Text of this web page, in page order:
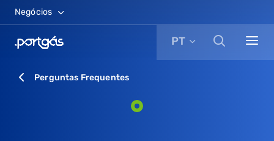
Negócios
PT
Perguntas Frequentes